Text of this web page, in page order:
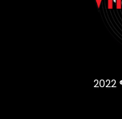
2022